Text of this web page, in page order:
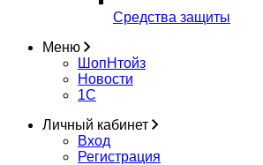
Средства защиты
Меню
ШопНтойз
Новости
1C
Личный кабинет
Вход
Регистрация